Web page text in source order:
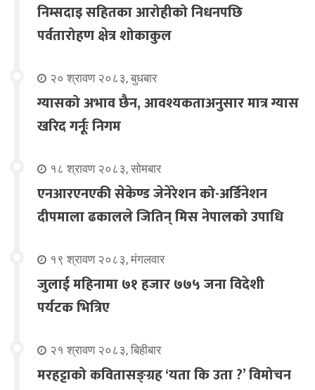
निम्सदाइ सहितका आरोहीको निधनपछि
पर्वतारोहण क्षेत्र शोकाकुल
२० श्रावण २०८३, बुधबार
ग्यासको अभाव छैन, आवश्यकताअनुसार मात्र ग्यास
खरिद गर्नूः निगम
१८ श्रावण २०८३, सोमबार
एनआरएनएकी सेकेण्ड जेनेरेशन को-अर्डिनेशन
दीपमाला ढकालले जितिन् मिस नेपालको उपाधि
१९ श्रावण २०८३, मंगलवार
जुलाई महिनामा ७१ हजार ७७५ जना विदेशी
पर्यटक भित्रिए
२१ श्रावण २०८३, बिहीबार
मरहट्टाको कवितासङ्ग्रह ‘यता कि उता ?’ विमोचन